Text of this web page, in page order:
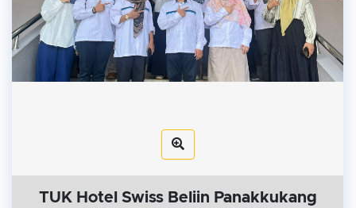
TUK Hotel Swiss Beliin Panakkukang